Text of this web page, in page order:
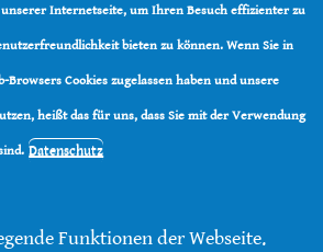
ist Vertrauenssache
Internetseite, um Ihren Besuch effizienter zu
bieten zu können. Wenn Sie in
Browsers Cookies zugelassen haben und unsere
heißt das für uns, dass Sie mit der Verwendung
Datenschutz
Funktionen der Webseite.